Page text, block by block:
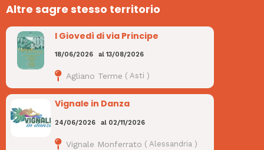
Altre sagre stesso territorio
I Giovedì di via Principe
18/06/2026 al 13/08/2026
Agliano Terme ( Asti )
Vignale in Danza
24/06/2026 al 02/11/2026
Vignale Monferrato ( Alessandria )